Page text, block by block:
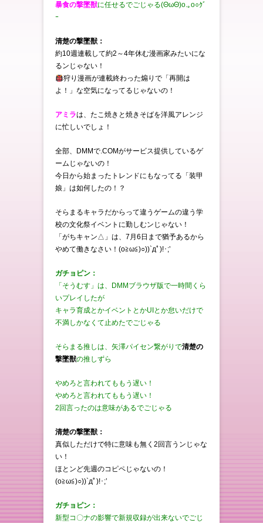
暴食の撃墜獣に任せるでごじゃる(ΘωΘ)o.｡o○ｸﾞ
ｰ
清楚の撃墜獣：
約10週連載して約2～4年休む漫画家みたいにな
るンじゃない！
狩り漫画が連載終わった煽りで「再開は
よ！」な空気になってるじゃないの！
アミラは、たこ焼きと焼きそばを洋風アレンジ
に忙しいでしょ！
全部、DMMで.COMがサービス提供しているゲ
ームじゃないの！
今日から始まったトレンドにもなってる「装甲
娘」は如何したの！？
そらまるキャラだからって違うゲームの違う学
校の文化祭イベントに勤しむンじゃない！
「がちキャン△」は、7月6日まで猶予あるから
やめて働きなさい！(o≧ω≦)○))`дﾟ)!･;’
ガチョピン：
「そうむす」は、DMMブラウザ版で一時間くら
いプレイしたが
キャラ育成とかイベントとかUIとか怠いだけで
不満しかなくて止めたでごじゃる
そらまる推しは、矢澤パイセン繋がりで清楚の
撃墜獣の推しずら
やめろと言われてももう遅い！
やめろと言われてももう遅い！
2回言ったのは意味があるでごじゃる
清楚の撃墜獣：
真似しただけで特に意味も無く2回言うンじゃな
い！
ほとンど先週のコピペじゃないの！
(o≧ω≦)○))`дﾟ)!･;’
ガチョピン：
新型コ〇ナの影響で新規収録が出来ないでごじ